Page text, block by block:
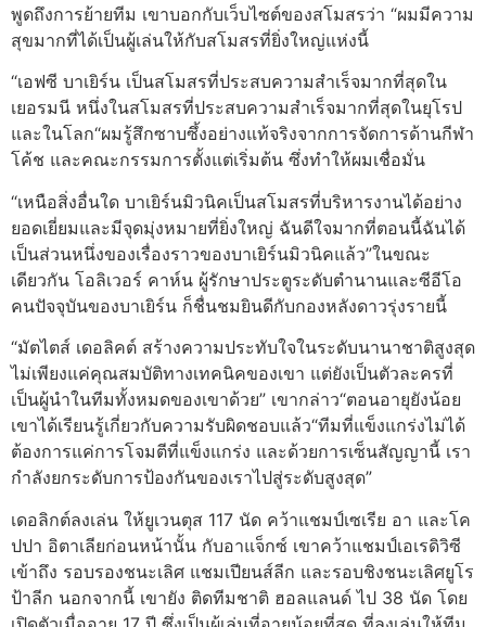
พูดถึงการย้ายทีม เขาบอกกับเว็บไซต์ของสโมสรว่า “ผมมีความ
สุขมากที่ได้เป็นผู้เล่นให้กับสโมสรที่ยิ่งใหญ่แห่งนี้
“เอฟซี บาเยิร์น เป็นสโมสรที่ประสบความสำเร็จมากที่สุดใน
เยอรมนี หนึ่งในสโมสรที่ประสบความสำเร็จมากที่สุดในยุโรป
และในโลก“ผมรู้สึกซาบซึ้งอย่างแท้จริงจากการจัดการด้านกีฬา
โค้ช และคณะกรรมการตั้งแต่เริ่มต้น ซึ่งทำให้ผมเชื่อมั่น
“เหนือสิ่งอื่นใด บาเยิร์นมิวนิคเป็นสโมสรที่บริหารงานได้อย่าง
ยอดเยี่ยมและมีจุดมุ่งหมายที่ยิ่งใหญ่ ฉันดีใจมากที่ตอนนี้ฉันได้
เป็นส่วนหนึ่งของเรื่องราวของบาเยิร์นมิวนิคแล้ว”ในขณะ
เดียวกัน โอลิเวอร์ คาห์น ผู้รักษาประตูระดับตำนานและซีอีโอ
คนปัจจุบันของบาเยิร์น ก็ชื่นชมยินดีกับกองหลังดาวรุ่งรายนี้
“มัตไตส์ เดอลิคต์ สร้างความประทับใจในระดับนานาชาติสูงสุด
ไม่เพียงแค่คุณสมบัติทางเทคนิคของเขา แต่ยังเป็นตัวละครที่
เป็นผู้นำในทีมทั้งหมดของเขาด้วย” เขากล่าว“ตอนอายุยังน้อย
เขาได้เรียนรู้เกี่ยวกับความรับผิดชอบแล้ว“ทีมที่แข็งแกร่งไม่ได้
ต้องการแค่การโจมตีที่แข็งแกร่ง และด้วยการเซ็นสัญญานี้ เรา
กำลังยกระดับการป้องกันของเราไปสู่ระดับสูงสุด”
เดอลิกต์ลงเล่น ให้ยูเวนตุส 117 นัด คว้าแชมป์เซเรีย อา และโค
ปปา อิตาเลียก่อนหน้านั้น กับอาแจ็กซ์ เขาคว้าแชมป์เอเรดิวิซี
เข้าถึง รอบรองชนะเลิศ แชมเปียนส์ลีก และรอบชิงชนะเลิศยูโร
ป้าลีก นอกจากนี้ เขายัง ติดทีมชาติ ฮอลแลนด์ ไป 38 นัด โดย